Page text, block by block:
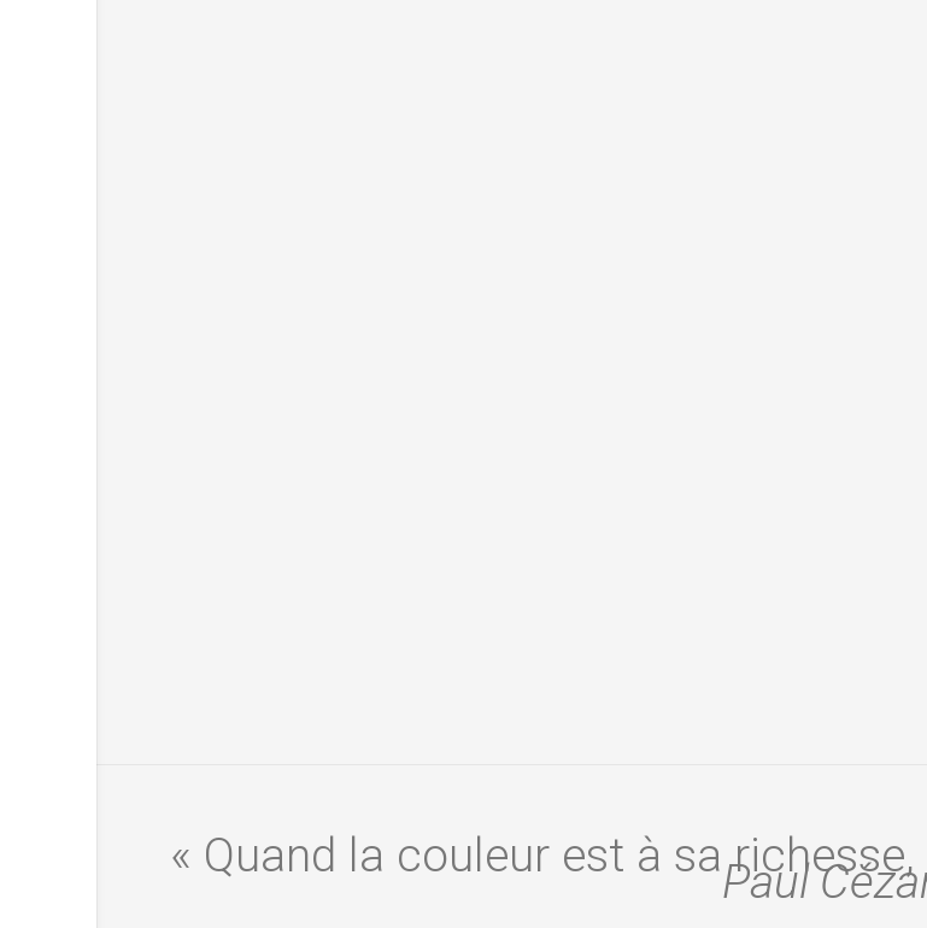
« Quand la couleur est à saPaul